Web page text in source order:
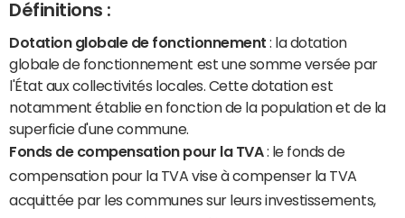
Définitions :
Dotation globale de fonctionnement : la dotation
globale de fonctionnement est une somme versée par
l'État aux collectivités locales. Cette dotation est
notamment établie en fonction de la population et de la
superficie d'une commune.
Fonds de compensation pour la TVA: le fonds de
compensation pour la TVA vise à compenser la TVA
acquittée par les communes sur leurs investissements,